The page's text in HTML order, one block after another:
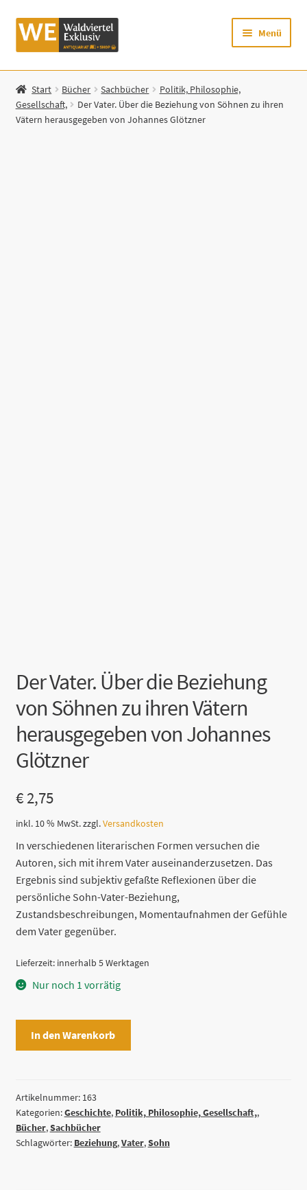
Zur
Navigation
Zum
Inhalt
Menü
Startseite
Shop
Start Bücher Sachbücher
Politik, Philosophie,
Gesellschaft,
Der Vater. Über die Beziehung von Söhnen zu ihren
Vätern herausgegeben von Johannes Glötzner
Der Vater. Über die Beziehung
von Söhnen zu ihren Vätern
herausgegeben von Johannes
Glötzner
€2,75
inkl. 10 % MwSt.zzgl.Versandkosten
In verschiedenen literarischen Formen versuchen die
Autoren, sich mit ihrem Vater auseinanderzusetzen. Das
Ergebnis sind subjektiv gefaßte Reflexionen über die
persönliche Sohn-Vater-Beziehung,
Zustandsbeschreibungen, Momentaufnahmen der Gefühle
dem Vater gegenüber.
Lieferzeit: innerhalb 5 Werktagen
Nur noch 1 vorrätig
Beziehung
von
Söhnen
zu
In den Warenkorb
Artikelnummer: 163
Kategorien:Geschichte, Politik, Philosophie, Gesellschaft,,
Bücher,Sachbücher
Schlagwörter: Beziehung,Vater,Sohn